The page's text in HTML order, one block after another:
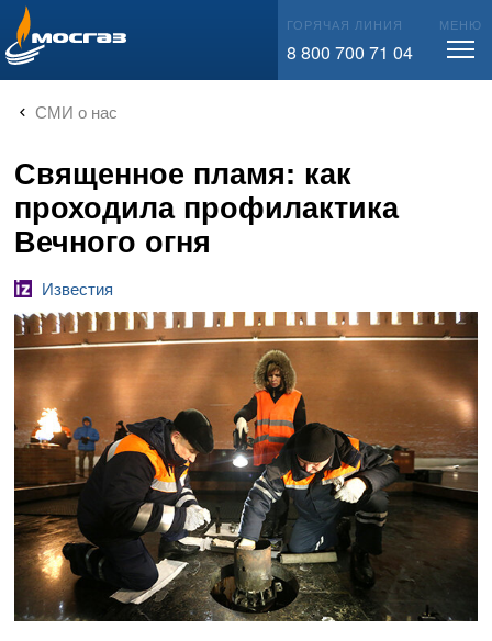
info@mos-gaz.ru ГОРЯЧАЯ ЛИНИЯ
8 800 700 71 04
МЕНЮ
СМИ о нас
Священное пламя: как
проходила профилактика
Вечного огня
Известия